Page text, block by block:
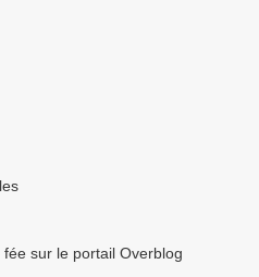
sur le portail Overblog